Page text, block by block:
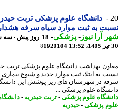
دانشگاه علوم پزشکی تربت حیدریه
به ثبت موارد سیاه سرفه هشدار داد
آرا نیوز-پزشکی-
18 روز پیش - سه شنبه
81920104
بهداشت دانشگاه علوم پزشکی تربت
به ابتلا، ثبت موارد جدید و شیوع بیماری سیاه
در شهرستان های زیر پوشش این دانشگاه
علوم پزشکی ...
علوم پزشکی-تربت حیدریه- دانشگاه
پزشکی-حیدریه